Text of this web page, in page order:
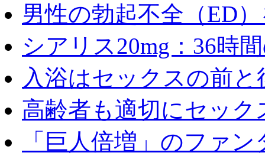
男性の勃起不全（ED
シアリス20mg：36時
入浴はセックスの前
高齢者も適切にセック
「巨人倍増」のファ